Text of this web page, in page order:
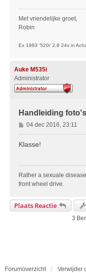
t
Met vriendelijke groet,
Robin
Ex 1983 '520i' 2.8 24v in
Auke M535i
Administrator
Handleiding
B
e
r
t
04 dec 2016, 23:11
Klasse!
Rather a sexuale
front wheel drive.
Plaats Reactie
3
Forumoverzicht Verwijder